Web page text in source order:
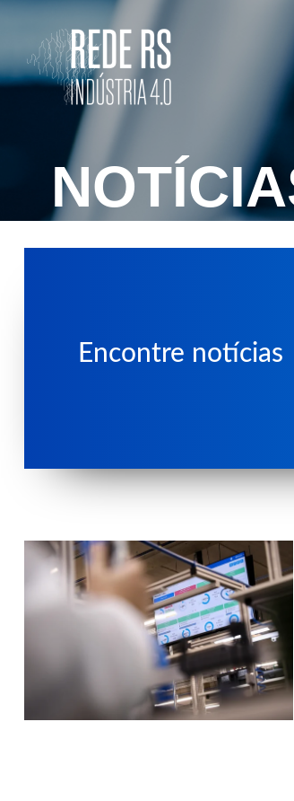
Indústria
Encontre notícias